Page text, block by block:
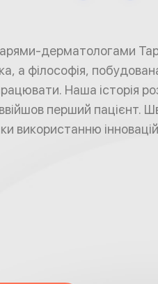
дерматологами
філософія,
Наша історія
перший пацієнт.
використанню